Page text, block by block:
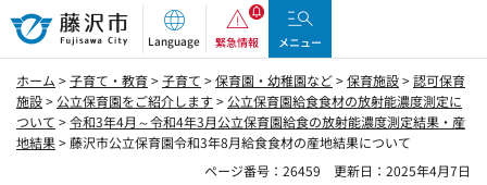
藤沢市
Language 緊急情報 メニュー
ホーム >子育て・教育>子育て >保育園・幼稚園など>保育施設>認可保育
施設>公立保育園をご紹介します>公立保育園給食食材の放射能濃度測定に
ついて >令和3年4月～令和4年3月公立保育園給食の放射能濃度測定結果・産
地結果> 藤沢市公立保育園令和3年8月給食食材の産地結果について
ページ番号：26459
更新日：2025年4月7日